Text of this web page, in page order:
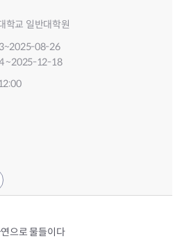
학교 일반대학원
~2025-08-26
~2025-12-18
으로 물들이다